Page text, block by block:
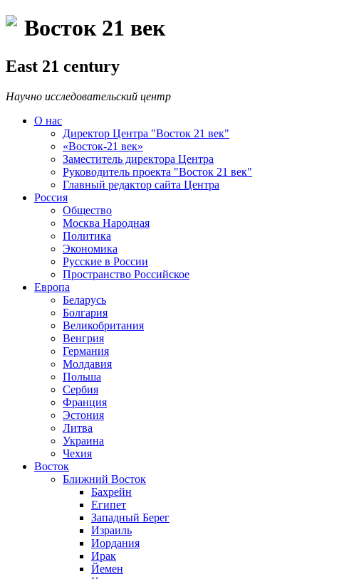
Восток 21 век
East 21 century
Научно исследовательский центр
О нас
Директор Центра "Восток 21 век"
«Восток-21 век»
Заместитель директора Центра
Руководитель проекта "Восток 21 век"
Главный редактор сайта Центра
Россия
Общество
Москва Народная
Политика
Экономика
Русские в России
Пространство Российское
Европа
Беларусь
Болгария
Великобритания
Венгрия
Германия
Молдавия
Польша
Сербия
Франция
Эстония
Литва
Украина
Чехия
Восток
Ближний Восток
Бахрейн
Египет
Западный Берег
Израиль
Иордания
Ирак
Йемен